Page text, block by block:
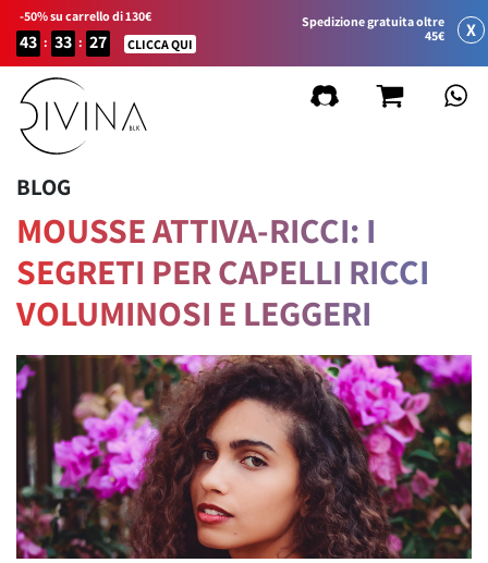
-50% su carrello di 130€
43 : 33 : 27 CLICCA QUI
Spedizione gratuita oltre
45€
X
BLOG
MOUSSE ATTIVA-RICCI: I
SEGRETI PER CAPELLI RICCI
VOLUMINOSI E LEGGERI